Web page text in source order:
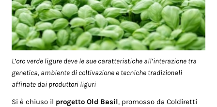
L’oro verde ligure deve le sue caratteristiche all’interazione tra
genetica, ambiente di coltivazione e tecniche tradizionali
affinate dai produttori liguri
Si è chiuso il progetto Old Basil, promosso da Coldiretti